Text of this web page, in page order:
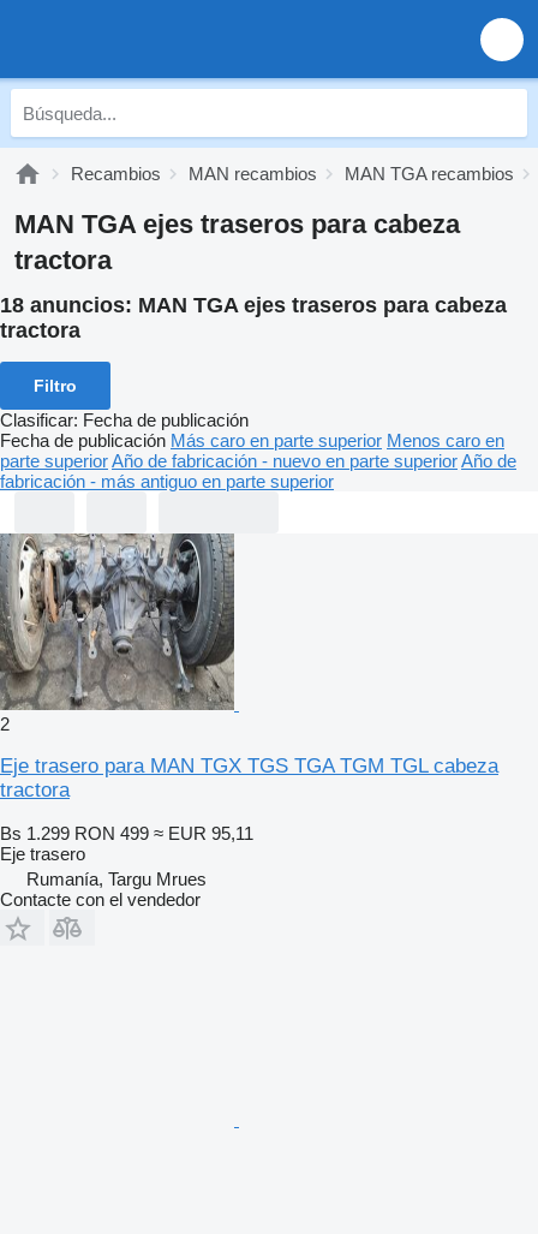
Recambios MAN recambios MAN TGA recambios
MAN TGA ejes traseros para cabeza
tractora
18 anuncios: MAN TGA ejes traseros para cabeza
tractora
Filtro
Clasificar: Fecha de publicación
Fecha de publicación Más caro en parte superior Menos caro en
parte superiorAño de fabricación - nuevo en parte superiorAño de
fabricación - más antiguo en parte superior
2
Eje trasero para MAN TGX TGS TGA TGM TGL cabeza
tractora
Bs 1.299 RON 499 ≈ EUR 95,11
Eje trasero
Rumanía, Targu Mrues
Contacte con el vendedor